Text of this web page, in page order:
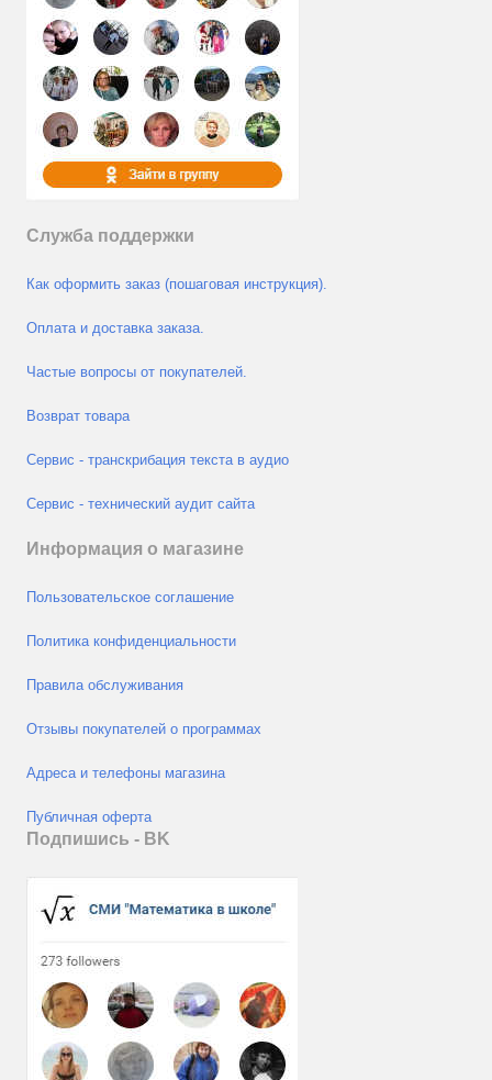
Служба поддержки
Как оформить заказ (пошаговая инструкция).
Оплата и доставка заказа.
Частые вопросы от покупателей.
Возврат товара
Сервис - транскрибация текста в аудио
Сервис - технический аудит сайта
Информация о магазине
Пользовательское соглашение
Политика конфиденциальности
Правила обслуживания
Отзывы покупателей о программах
Адреса и телефоны магазина
Публичная оферта
Подпишись - ВK